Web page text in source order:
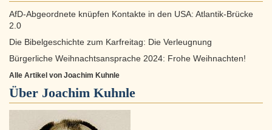
AfD-Abgeordnete knüpfen Kontakte in den USA: Atlantik-Brücke
2.0
Die Bibelgeschichte zum Karfreitag: Die Verleugnung
Bürgerliche Weihnachtsansprache 2024: Frohe Weihnachten!
Alle Artikel von Joachim Kuhnle
Über Joachim Kuhnle